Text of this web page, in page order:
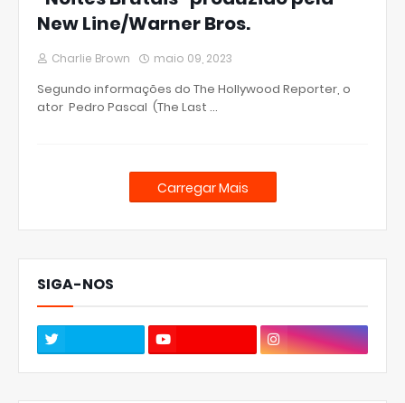
New Line/Warner Bros.
Charlie Brown maio 09, 2023
Segundo informações do The Hollywood Reporter, o
ator Pedro Pascal (The Last …
Carregar Mais
SIGA-NOS